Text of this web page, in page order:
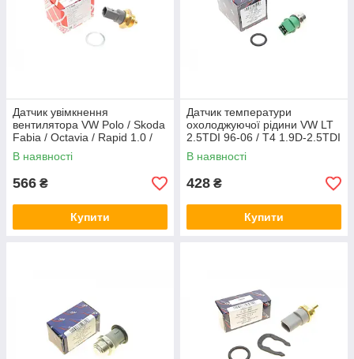
Датчик увімкнення
вентилятора VW Polo / Skoda
Fabia / Octavia / Rapid 1.0 /
1.4TSI 14- Febi Bilstein
173950
В наявності
566 ₴
Купити
Датчик температури
охолоджуючої рідини VW LT
2.5TDI 96-06 / T4 1.9D-2.5TDI
95-03 (4 конт) (102-112°С)
AIC 57295
В наявності
428 ₴
Купити